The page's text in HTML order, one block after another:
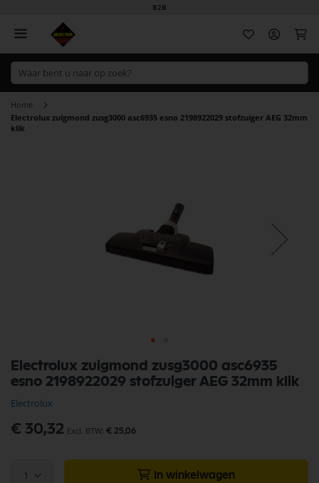
B2B
Home
Electrolux zuigmond zusg3000 asc6935 esno 2198922029 stofzuiger AEG 32mm
klik
Electrolux zuigmond zusg3000 asc6935
esno 2198922029 stofzuiger AEG 32mm klik
Electrolux
€ 30,32 € 25,06
1 In winkelwagen
naar
het
van
de
afbeeldingen-